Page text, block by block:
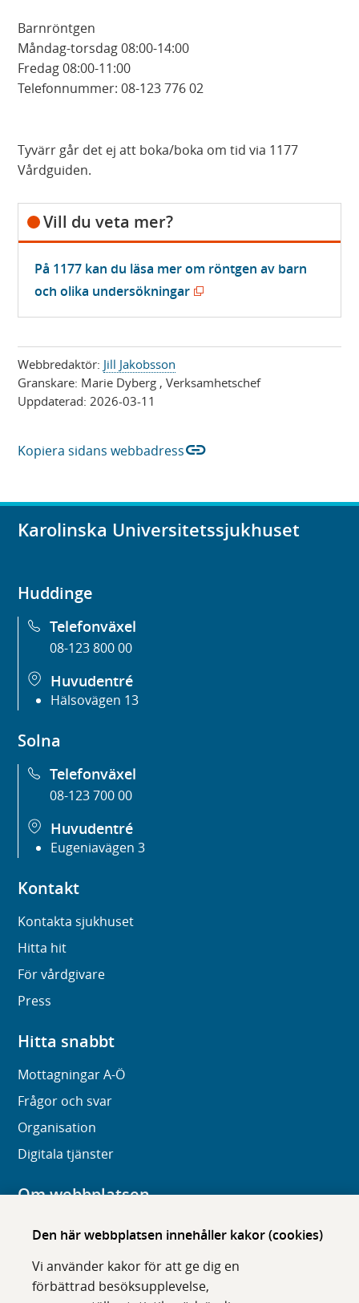
Den här webbplatsen innehåller kakor (cookies)
Vi använder kakor för att ge dig en
förbättrad besöksupplevelse,
Barnröntgen
Måndag-torsdag 08:00-14:00
Fredag 08:00-11:00
Telefonnummer: 08-123 776 02
Tyvärr går det ej att boka/boka om tid via 1177
Vårdguiden.
Vill du veta mer?
På 1177 kan du läsa mer om röntgen av barn
och olika undersökningar(
ö
n
i
t
Webbredaktör: Jill Jakobsson
Granskare: Marie Dyberg , Verksamhetschef
Uppdaterad:2026-03-11
Kopiera sidans webbadresslink
Karolinska Universitetssjukhuset
Huddinge
Telefonväxel
08-123 800 00
Huvudentré
Hälsovägen 13
Solna
Telefonväxel
08-123 700 00
Huvudentré
Eugeniavägen 3
Kontakt
Kontakta sjukhuset
Hitta hit
För vårdgivare
Press
Hitta snabbt
Mottagningar A-Ö
Frågor och svar
Organisation
Digitala tjänster
Om webbplatsen
Om karolinska.se
Tillgänglighet